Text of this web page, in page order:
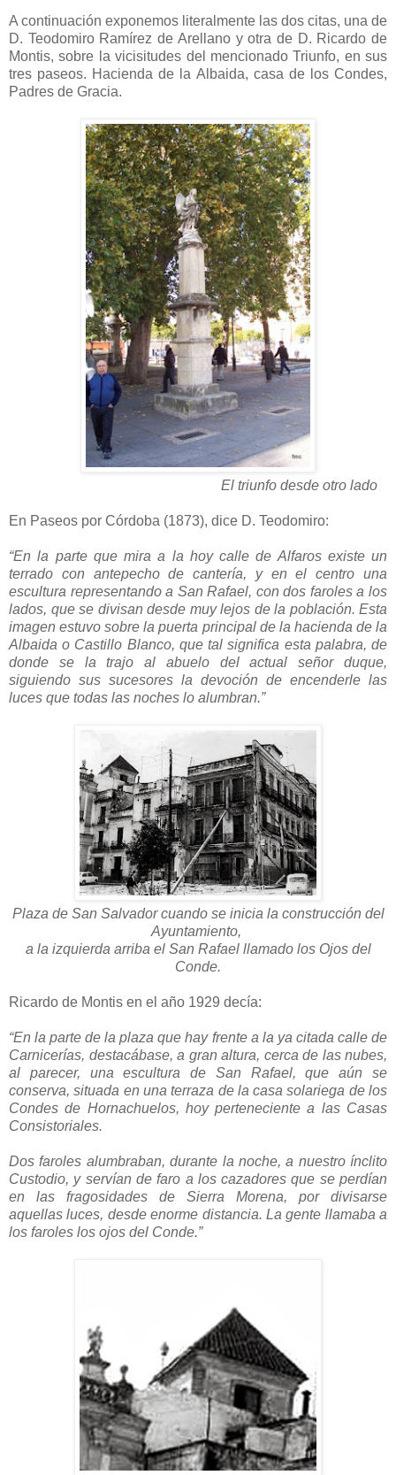
A continuación exponemos literalmente las dos citas, una de
D. Teodomiro Ramírez de Arellano y otra de D. Ricardo de
Montis, sobre la vicisitudes del mencionado Triunfo, en sus
tres paseos. Hacienda de la Albaida, casa de los Condes,
Padres de Gracia.
El triunfo desde otro lado
En Paseos por Córdoba (1873), dice D. Teodomiro:
“En la parte que mira a la hoy calle de Alfaros existe un
terrado con antepecho de cantería, y en el centro una
escultura representando a San Rafael, con dos faroles a los
lados, que se divisan desde muy lejos de la población. Esta
imagen estuvo sobre la puerta principal de la hacienda de la
Albaida o Castillo Blanco, que tal significa esta palabra, de
donde se la trajo al abuelo del actual señor duque,
siguiendo sus sucesores la devoción de encenderle las
luces que todas las noches lo alumbran.”
Plaza de San Salvador cuando se inicia la construcción del
Ayuntamiento,
a la izquierda arriba el San Rafael llamado los Ojos del
Conde.
Ricardo de Montis en el año 1929 decía:
“En la parte de la plaza que hay frente a la ya citada calle de
Carnicerías, destacábase, a gran altura, cerca de las nubes,
al parecer, una escultura de San Rafael, que aún se
conserva, situada en una terraza de la casa solariega de los
Condes de Hornachuelos, hoy perteneciente a las Casas
Consistoriales.
Dos faroles alumbraban, durante la noche, a nuestro ínclito
Custodio, y servían de faro a los cazadores que se perdían
en las fragosidades de Sierra Morena, por divisarse
aquellas luces, desde enorme distancia. La gente llamaba a
los faroles los ojos del Conde.”